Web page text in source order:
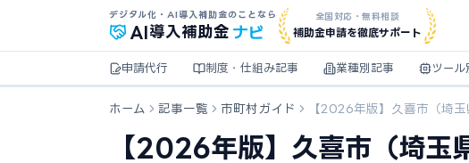
デジタル化・AI導入補助金のことなら
AI導入補助金 ナビ
全国対応・無料相談
補助金申請を徹底サポート
申請代行 制度・仕組み記事 業種別記事 ツール
ホーム 記事一覧 市町村ガイド 【2026年版】久喜市（埼
【2026年版】久喜市（埼玉